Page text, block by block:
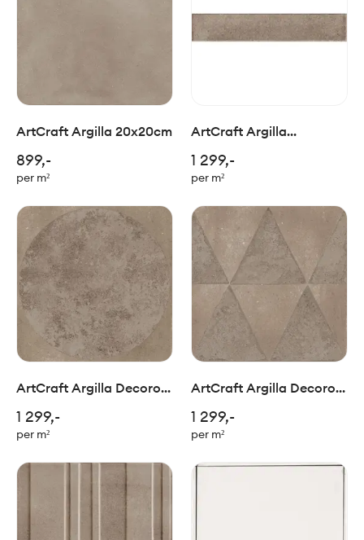
ArtCraft Argilla 20x20cm
899,-
per m²
ArtCraft Argilla
1 299,-
per m²
ArtCraft Argilla Decoro
1 299,-
per m²
ArtCraft Argilla Decoro
1 299,-
per m²